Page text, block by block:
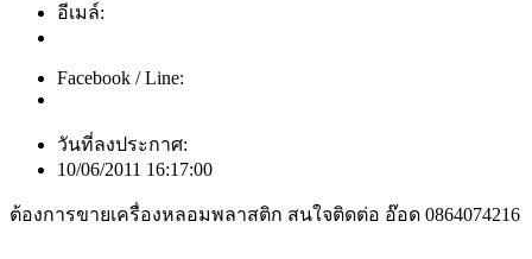
อีเมล์:
Facebook / Line:
วันที่ลงประกาศ:
10/06/2011 16:17:00
ต้องการขายเครื่องหลอมพลาสติก สนใจติดต่อ อ๊อด 0864074216